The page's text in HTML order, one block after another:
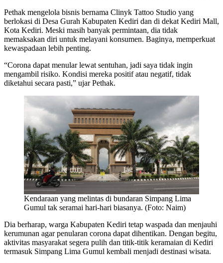
Pethak mengelola bisnis bernama Clinyk Tattoo Studio yang
berlokasi di Desa Gurah Kabupaten Kediri dan di dekat Kediri Mall,
Kota Kediri. Meski masih banyak permintaan, dia tidak
memaksakan diri untuk melayani konsumen. Baginya, memperkuat
kewaspadaan lebih penting.
“Corona dapat menular lewat sentuhan, jadi saya tidak ingin
mengambil risiko. Kondisi mereka positif atau negatif, tidak
diketahui secara pasti,” ujar Pethak.
Kendaraan yang melintas di bundaran Simpang Lima
Gumul tak seramai hari-hari biasanya. (Foto: Naim)
Dia berharap, warga Kabupaten Kediri tetap waspada dan menjauhi
kerumunan agar penularan corona dapat dihentikan. Dengan begitu,
aktivitas masyarakat segera pulih dan titik-titik keramaian di Kediri
termasuk Simpang Lima Gumul kembali menjadi destinasi wisata.